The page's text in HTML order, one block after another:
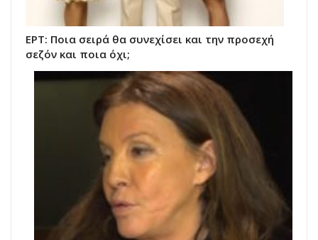
ΕΡΤ: Ποια σειρά θα συνεχίσει και την προσεχή
σεζόν και ποια όχι;